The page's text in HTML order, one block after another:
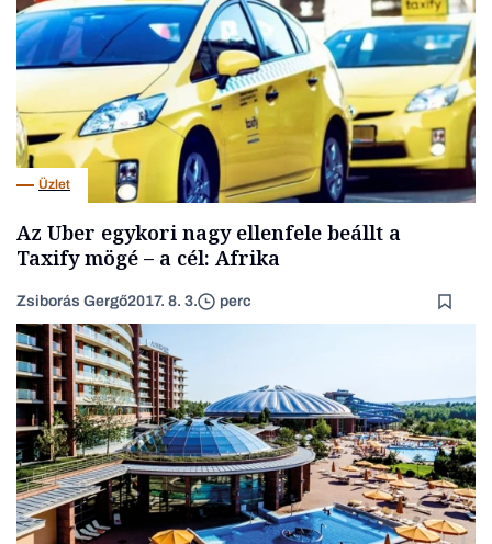
Üzlet
Az Uber egykori nagy ellenfele beállt a
Taxify mögé – a cél: Afrika
Zsiborás Gergő2017. 8. 3. perc